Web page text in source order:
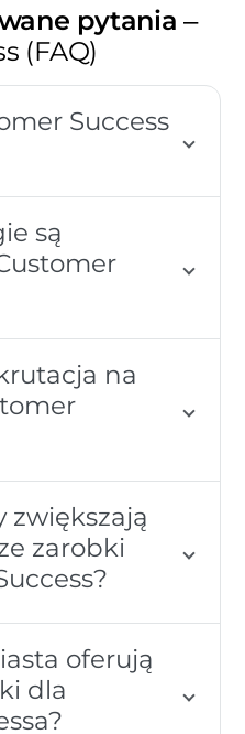
pytania –
(FAQ)
Success
są
na
zwiększają
zarobki
oferują
dla